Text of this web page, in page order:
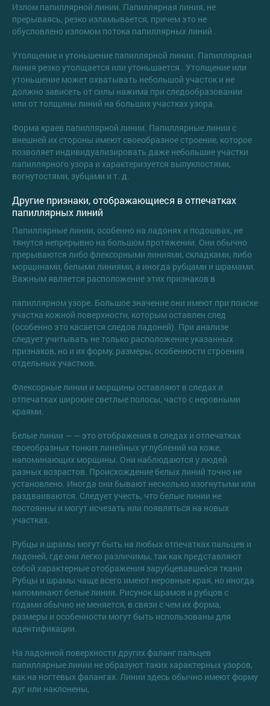
Излом папиллярной линии. Папиллярная линия, не
прерываясь, резко изламывается, причем это не
обусловлено изломом потока папиллярных линий .
Утолщение и утоньшение папиллярной линии. Папиллярная
линия резко утолщается или утоньшается . Утолщение или
утоньшение может охватывать небольшой участок и не
должно зависеть от силы нажима при следообразовании
или от толщины линий на больших участках узора.
Форма краев папиллярной линии. Папиллярные линии с
внешней их стороны имеют своеобразное строение, которое
позволяет индивидуализировать даже небольшие участки
папиллярного узора и характеризуется выпуклостями,
вогнутостями, зубцами и т. д.
Другие признаки, отображающиеся в отпечатках
папиллярных линий
Папиллярные линии, особенно на ладонях и подошвах, не
тянутся непрерывно на большом протяжении. Они обычно
прерываются либо флексорными линиями, складками, либо
морщинами, белыми линиями, а иногда рубцами и шрамами.
Важным является расположение этих признаков в
папиллярном узоре. Большое значение они имеют при поиске
участка кожной поверхности, которым оставлен след
(особенно это касается следов ладоней). При анализе
следует учитывать не только расположение указанных
признаков, но и их форму, размеры, особенности строения
отдельных участков.
Флексорные линии и морщины оставляют в следах и
отпечатках широкие светлые полосы, часто с неровными
краями.
Белые линии — — это отображения в следах и отпечатках
своеобразных тонких линейных углублений на коже,
напоминающих морщины. Они наблюдаются у людей
разных возрастов. Происхождение белых линий точно не
установлено. Иногда они бывают несколько изогнутыми или
раздваиваются. Следует учесть, что белые линии не
постоянны и могут исчезать или появляться на новых
участках.
Рубцы и шрамы могут быть на любых отпечатках пальцев и
ладоней, где они легко различимы, так как представляют
собой характерные отображения зарубцевавшейся ткани
Рубцы и шрамы чаще всего имеют неровные края, но иногда
напоминают белые линии. Рисунок шрамов и рубцов с
годами обычно не меняется, в связи с чем их форма,
размеры и особенности могут быть использованы для
идентификации.
На ладонной поверхности других фаланг пальцев
папиллярные линии не образуют таких характерных узоров,
как на ногтевых фалангах. Линии здесь обычно имеют форму
дуг или наклонены,